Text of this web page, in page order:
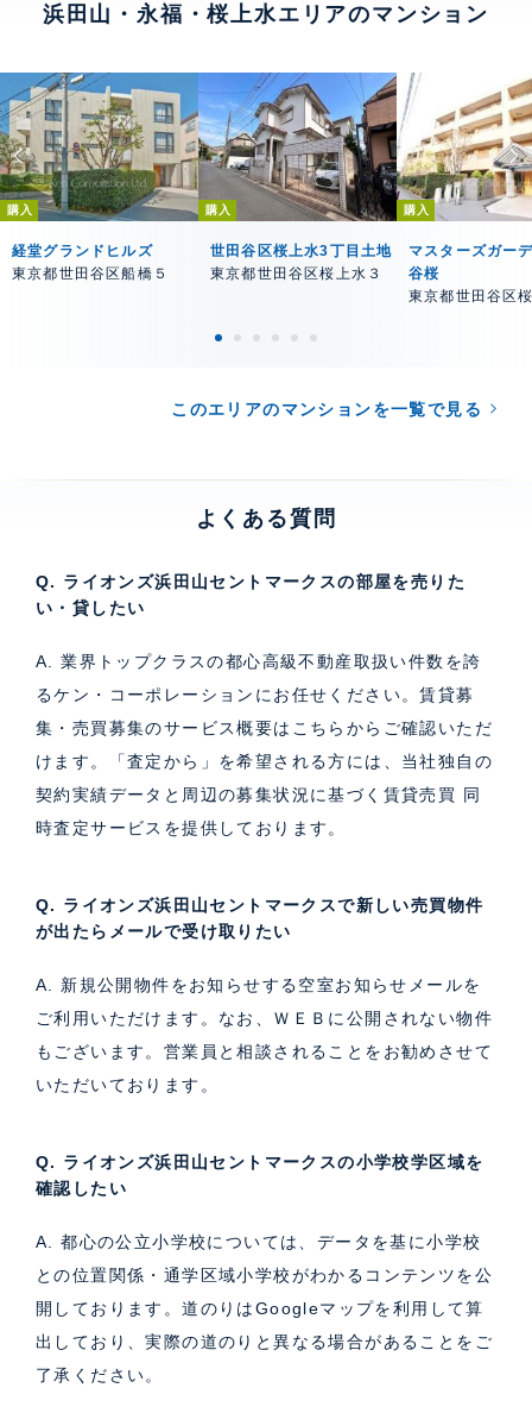
浜田山・永福・桜上水エリアのマンション
購入
経堂グランドヒルズ
東京都世田谷区船橋５
購入
世田谷区桜上水3丁目土地
東京都世田谷区桜上水３
購入
マスターズガー
谷桜
東京都世田谷区
このエリアのマンションを一覧で見る
よくある質問
Q. ライオンズ浜田山セントマークスの部屋を売りた
い・貸したい
A. 業界トップクラスの都心高級不動産取扱い件数を誇
るケン・コーポレーションにお任せください。賃貸募
集・売買募集のサービス概要はこちら からご確認いただ
けます。「査定から」を希望される方には、当社独自の
契約実績データと周辺の募集状況に基づく 賃貸売買 同
時査定サービス を提供しております。
Q. ライオンズ浜田山セントマークスで新しい売買物件
が出たらメールで受け取りたい
A. 新規公開物件をお知らせする空室お知らせメールを
ご利用いただけます。なお、ＷＥＢに公開されない物件
もございます。営業員と相談されることをお勧めさせて
いただいております。
Q. ライオンズ浜田山セントマークスの小学校学区域を
確認したい
A. 都心の公立小学校については、データを基に小学校
との位置関係・通学区域小学校がわかるコンテンツを公
開しております。道のりはGoogleマップを利用して算
出しており、実際の道のりと異なる場合があることをご
了承ください。